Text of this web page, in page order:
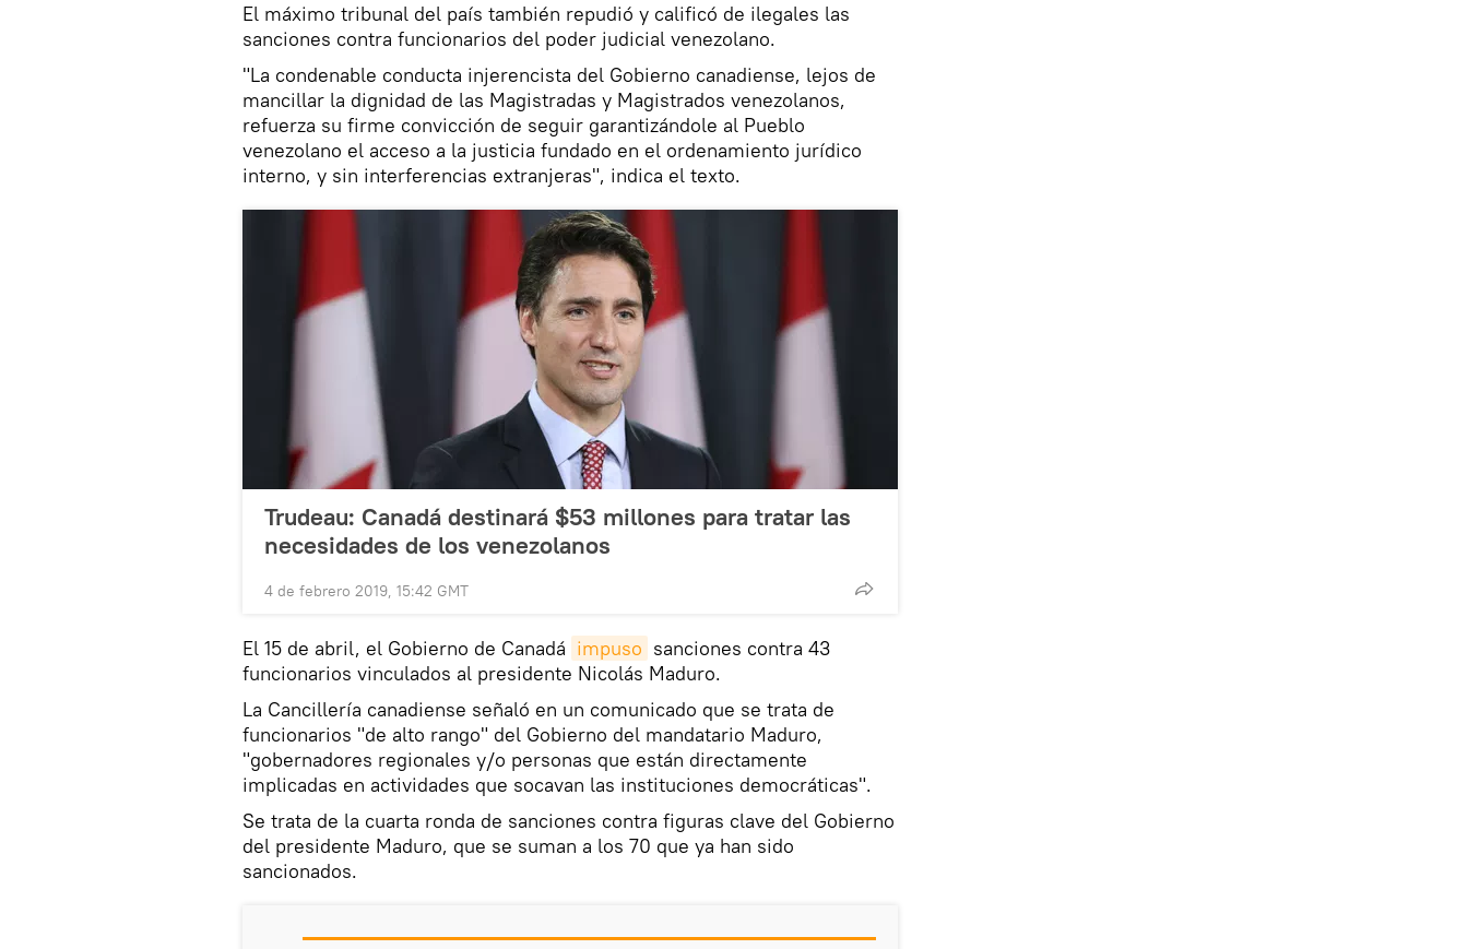
El máximo tribunal del país también repudió y calificó de ilegales las
sanciones contra funcionarios del poder judicial venezolano.
"La condenable conducta injerencista del Gobierno canadiense, lejos de
mancillar la dignidad de las Magistradas y Magistrados venezolanos,
refuerza su firme convicción de seguir garantizándole al Pueblo
venezolano el acceso a la justicia fundado en el ordenamiento jurídico
interno, y sin interferencias extranjeras", indica el texto.
Trudeau: Canadá destinará $53 millones para tratar las
necesidades de los venezolanos
4 de febrero 2019, 15:42 GMT
El 15 de abril, el Gobierno de Canadá impuso sanciones contra 43
funcionarios vinculados al presidente Nicolás Maduro.
La Cancillería canadiense señaló en un comunicado que se trata de
funcionarios "de alto rango" del Gobierno del mandatario Maduro,
"gobernadores regionales y/o personas que están directamente
implicadas en actividades que socavan las instituciones democráticas".
Se trata de la cuarta ronda de sanciones contra figuras clave del Gobierno
del presidente Maduro, que se suman a los 70 que ya han sido
sancionados.